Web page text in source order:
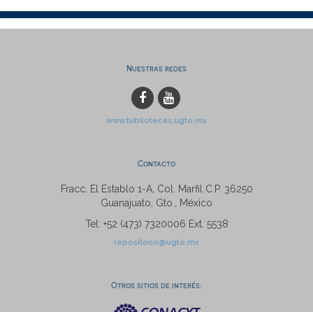
Nuestras redes
www.bibliotecas.ugto.mx
Contacto
Fracc. El Establo 1-A, Col. Marfil C.P. 36250
Guanajuato, Gto., México
Tel: +52 (473) 7320006 Ext. 5538
repositorio@ugto.mx
Otros sitios de interés: